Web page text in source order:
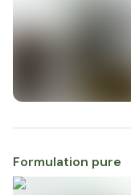
Formulation pure